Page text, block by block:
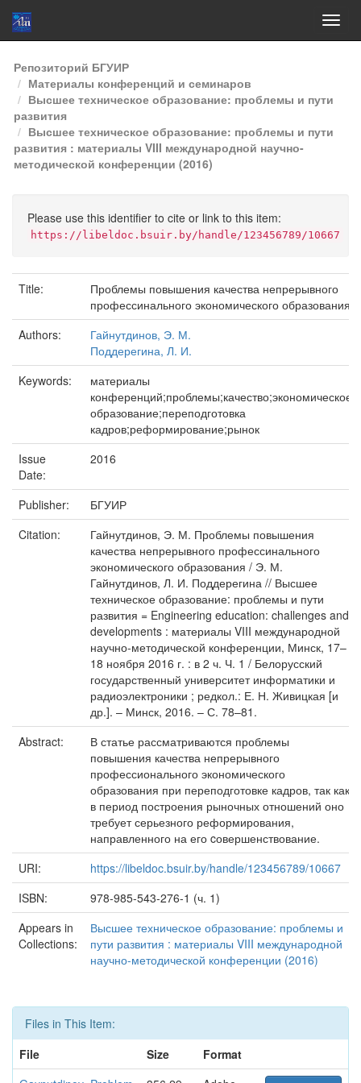
Skip
navigation
Репозиторий БГУИР
Материалы конференций и семинаров
Высшее техническое образование: проблемы и пути
развития
Высшее техническое образование: проблемы и пути
развития : материалы VIII международной научно-
методической конференции (2016)
Please use this identifier to cite or link to this item:
https://libeldoc.bsuir.by/handle/123456789/10667
Title:
Проблемы повышения качества непрерывного
профессинального экономического образования
Authors:
Гайнутдинов, Э. М.
Поддерегина, Л. И.
Keywords:
материалы
конференций;проблемы;качество;экономическое
образование;переподготовка
кадров;реформирование;рынок
Issue
Date:
2016
Publisher:
БГУИР
Citation:
Гайнутдинов, Э. М. Проблемы повышения
качества непрерывного профессинального
экономического образования / Э. М.
Гайнутдинов, Л. И. Поддерегина // Высшее
техническое образование: проблемы и пути
развития = Engineering education: challenges and
developments : материалы VIII международной
научно-методической конференции, Минск, 17–
18 ноября 2016 г. : в 2 ч. Ч. 1 / Белорусский
государственный университет информатики и
радиоэлектроники ; редкол.: Е. Н. Живицкая [и
др.]. – Минск, 2016. – С. 78–81.
Abstract:
В статье рассматриваются проблемы
повышения качества непрерывного
профессионального экономического
образования при переподготовке кадров, так как
в период построения рыночных отношений оно
требует серьезного реформирования,
направленного на его cовершенствование.
URI:
https://libeldoc.bsuir.by/handle/123456789/10667
ISBN:
978-985-543-276-1 (ч. 1)
Appears in
Collections:
Высшее техническое образование: проблемы и
пути развития : материалы VIII международной
научно-методической конференции (2016)
Files in This Item:
File
Size
Format